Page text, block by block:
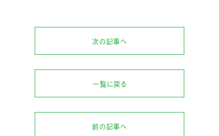
次の記事へ
一覧に戻る
前の記事へ